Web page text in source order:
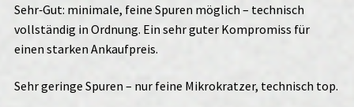
Sehr‑Gut: minimale, feine Spuren möglich – technisch
vollständig in Ordnung. Ein sehr guter Kompromiss für
einen starken Ankaufpreis.
Sehr geringe Spuren – nur feine Mikrokratzer, technisch top.